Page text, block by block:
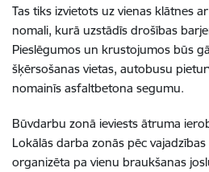
Tas tiks izvietots uz vienas klātnes
nomali, kurā uzstādīs drošības
Pieslēgumos un krustojumos būs
šķērsošanas vietas, autobusu
nomainīs asfaltbetona segumu.
Būvdarbu zonā ieviests ātruma
Lokālās darba zonās pēc
organizēta pa vienu braukšanas